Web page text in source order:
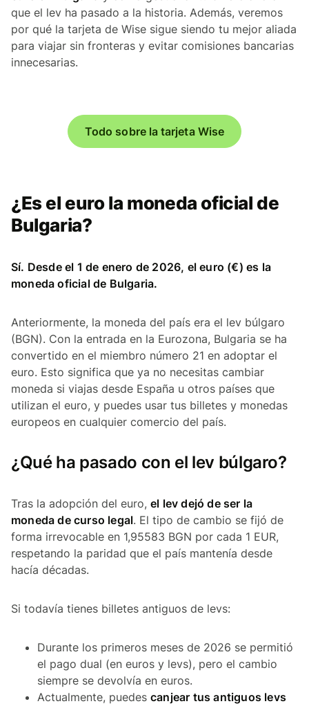
que el lev ha pasado a la historia. Además, veremos
por qué la tarjeta de Wise sigue siendo tu mejor aliada
para viajar sin fronteras y evitar comisiones bancarias
innecesarias.
Todo sobre la tarjeta Wise
¿Es el euro la moneda oficial de
Bulgaria?
Sí. Desde el 1 de enero de 2026, el euro (€) es la
moneda oficial de Bulgaria.
Anteriormente, la moneda del país era el lev búlgaro
(BGN). Con la entrada en la Eurozona, Bulgaria se ha
convertido en el miembro número 21 en adoptar el
euro. Esto significa que ya no necesitas cambiar
moneda si viajas desde España u otros países que
utilizan el euro, y puedes usar tus billetes y monedas
europeos en cualquier comercio del país.
¿Qué ha pasado con el lev búlgaro?
Tras la adopción del euro, el lev dejó de ser la
moneda de curso legal. El tipo de cambio se fijó de
forma irrevocable en 1,95583 BGN por cada 1 EUR,
respetando la paridad que el país mantenía desde
hacía décadas.
Si todavía tienes billetes antiguos de levs:
Durante los primeros meses de 2026 se permitió
el pago dual (en euros y levs), pero el cambio
siempre se devolvía en euros.
Actualmente, puedes canjear tus antiguos levs